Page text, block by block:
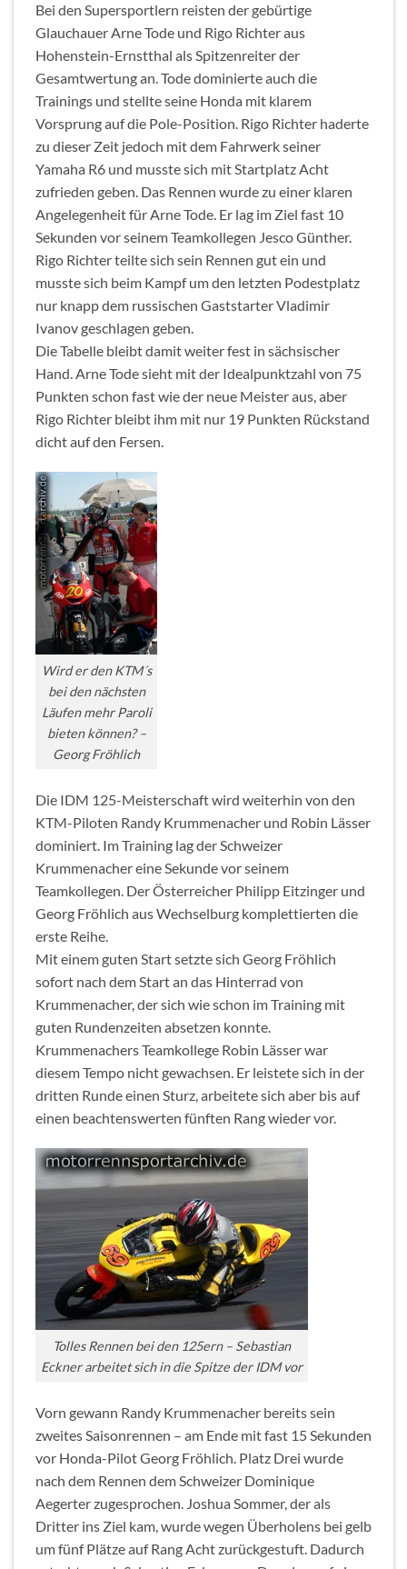
Bei den Supersportlern reisten der gebürtige
Glauchauer Arne Tode und Rigo Richter aus
Hohenstein-Ernstthal als Spitzenreiter der
Gesamtwertung an. Tode dominierte auch die
Trainings und stellte seine Honda mit klarem
Vorsprung auf die Pole-Position. Rigo Richter haderte
zu dieser Zeit jedoch mit dem Fahrwerk seiner
Yamaha R6 und musste sich mit Startplatz Acht
zufrieden geben. Das Rennen wurde zu einer klaren
Angelegenheit für Arne Tode. Er lag im Ziel fast 10
Sekunden vor seinem Teamkollegen Jesco Günther.
Rigo Richter teilte sich sein Rennen gut ein und
musste sich beim Kampf um den letzten Podestplatz
nur knapp dem russischen Gaststarter Vladimir
Ivanov geschlagen geben.
Die Tabelle bleibt damit weiter fest in sächsischer
Hand. Arne Tode sieht mit der Idealpunktzahl von 75
Punkten schon fast wie der neue Meister aus, aber
Rigo Richter bleibt ihm mit nur 19 Punkten Rückstand
dicht auf den Fersen.
Wird er den KTM´s
bei den nächsten
Läufen mehr Paroli
bieten können? –
Georg Fröhlich
Die IDM 125-Meisterschaft wird weiterhin von den
KTM-Piloten Randy Krummenacher und Robin Lässer
dominiert. Im Training lag der Schweizer
Krummenacher eine Sekunde vor seinem
Teamkollegen. Der Österreicher Philipp Eitzinger und
Georg Fröhlich aus Wechselburg komplettierten die
erste Reihe.
Mit einem guten Start setzte sich Georg Fröhlich
sofort nach dem Start an das Hinterrad von
Krummenacher, der sich wie schon im Training mit
guten Rundenzeiten absetzen konnte.
Krummenachers Teamkollege Robin Lässer war
diesem Tempo nicht gewachsen. Er leistete sich in der
dritten Runde einen Sturz, arbeitete sich aber bis auf
einen beachtenswerten fünften Rang wieder vor.
Tolles Rennen bei den 125ern – Sebastian
Eckner arbeitet sich in die Spitze der IDM vor
Vorn gewann Randy Krummenacher bereits sein
zweites Saisonrennen – am Ende mit fast 15 Sekunden
vor Honda-Pilot Georg Fröhlich. Platz Drei wurde
nach dem Rennen dem Schweizer Dominique
Aegerter zugesprochen. Joshua Sommer, der als
Dritter ins Ziel kam, wurde wegen Überholens bei gelb
um fünf Plätze auf Rang Acht zurückgestuft. Dadurch